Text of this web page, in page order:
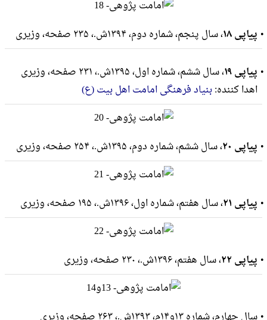
پیاپی ۱۸ ، سال پنجم، شماره دوم، ۱۳۹۴ش.، ۲۳۵ صفحه، وزيرى
پیاپی ۱۹ ، سال ششم، شماره اول، ۱۳۹۵ش.، ۲۳۱ صفحه، وزيرى
اهدا کننده:بنیاد فرهنگی امامت اهل بیت (ع)
پیاپی ۲۰ ، سال ششم، شماره دوم، ۱۳۹۵ش.، ۲۵۴ صفحه، وزيرى
پیاپی ۲۱ ، سال هفتم، شماره اول، ۱۳۹۶ش.، ۱۹۵ صفحه، وزيرى
پیاپی ۲۲ ، سال هفتم، ۱۳۹۶ش.، ۲۳۰ صفحه، وزيرى